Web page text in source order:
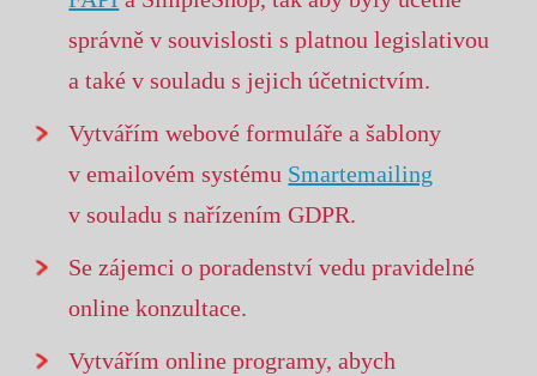
správně v souvislosti s platnou legislativou
a také v souladu s jejich účetnictvím.
Vytvářím webové formuláře a šablony
v emailovém systému Smartemailing
v souladu s nařízením GDPR.
Se zájemci o poradenství vedu pravidelné
online konzultace.
Vytvářím online programy, abych